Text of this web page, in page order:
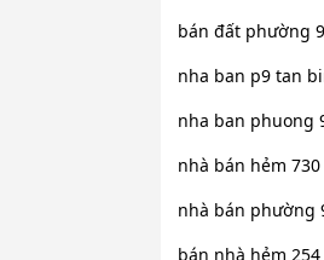
bán đất phường
nha ban p9 tan
nha ban phuong
nhà bán hẻm
nhà bán phường
bán nhà hẻm